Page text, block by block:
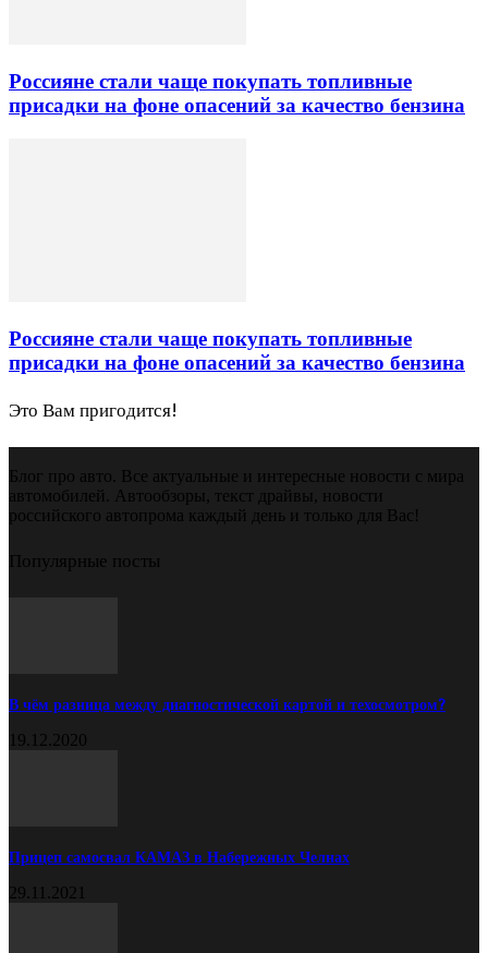
Россияне стали чаще покупать топливные
присадки на фоне опасений за качество бензина
Россияне стали чаще покупать топливные
присадки на фоне опасений за качество бензина
Это Вам пригодится!
Блог про авто. Все актуальные и интересные новости с мира
автомобилей. Автообзоры, текст драйвы, новости
российского автопрома каждый день и только для Вас!
Популярные посты
В чём разница между диагностической картой и техосмотром?
19.12.2020
Прицеп самосвал КАМАЗ в Набережных Челнах
29.11.2021